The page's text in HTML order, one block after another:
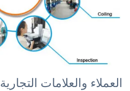
العملاء والعلامات التجارية